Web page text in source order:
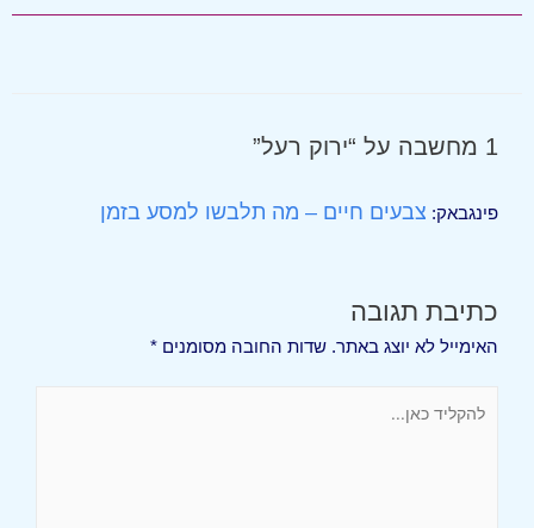
1 מחשבה על “ירוק רעל”
פינגבאק: צבעים חיים – מה תלבשו למסע בזמן
כתיבת תגובה
האימייל לא יוצג באתר. שדות החובה מסומנים *